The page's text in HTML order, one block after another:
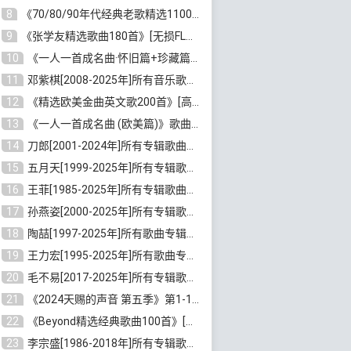
8
《70/80/90年代经典老歌精选1100首》[高品质MP3/320K/10GB]百度云网盘下载
9
《张学友精选歌曲180首》[无损FLAC/MP3/6.26GB]百度云网盘下载
10
《一人一首成名曲·怀旧篇+珍藏篇4CD》[无损WAV/DTS+高品质MP3/6.88GB]百度云网盘下载
11
邓紫棋[2008-2025年]所有音乐歌曲合集[无损FLAC/MP3/8.99GB]百度云网盘下载
12
《精选欧美金曲英文歌200首》[高品质MP3/320K/1.81GB]百度云网盘下载
13
《一人一首成名曲 (欧美篇)》歌曲合集打包[无损WAV/MP3/6.13GB]百度云网盘下载
14
刀郎[2001-2024年]所有专辑歌曲合集打包[无损FLAC/MP3/8.91GB]百度云网盘下载
15
五月天[1999-2025年]所有专辑歌曲合集打包[无损FLAC/MP3/23.84GB]百度云网盘下载
16
王菲[1985-2025年]所有专辑歌曲合集[无损FLAC/WAV/APE分轨+MP3/23.06GB]百度云网盘下载
17
孙燕姿[2000-2025年]所有专辑歌曲合集[无损FLAC/MP3/9.73GB]百度云网盘下载
18
陶喆[1997-2025年]所有歌曲专辑合集[无损FLAC/MP3/7.75GB]百度云网盘下载
19
王力宏[1995-2025年]所有歌曲专辑合集[无损FLAC/MP3/14.41GB]百度云网盘下载
20
毛不易[2017-2025年]所有专辑歌曲合集[无损FLAC/MP3/5.72GB]百度云网盘下载
21
《2024天赐的声音 第五季》第1-12期歌曲[无损FLAC/MP3]百度云网盘下载
22
《Beyond精选经典歌曲100首》[无损FLAC/MP3/3.85GB]百度云网盘下载
23
李宗盛[1986-2018年]所有专辑歌曲合集打包[无损FLAC/MP3/8.82GB]百度云网盘下载